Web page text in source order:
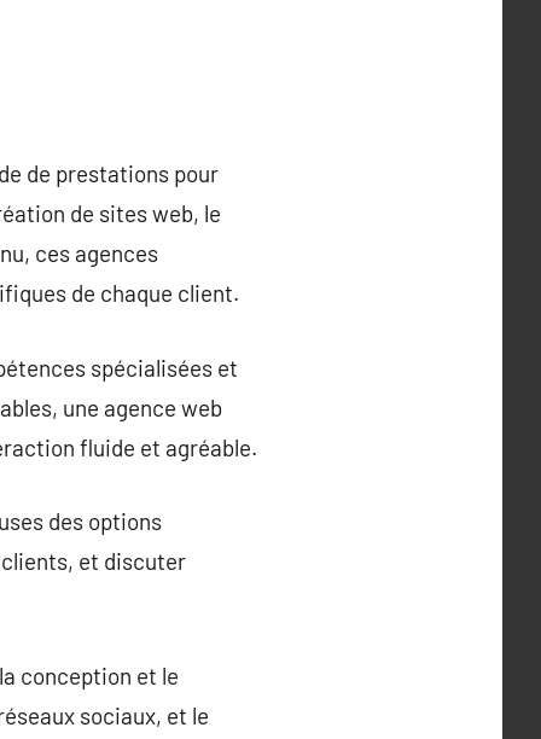
de prestations pour
de sites web, le
ces agences
de chaque client.
spécialisées et
une agence web
fluide et agréable.
des options
et discuter
conception et le
sociaux, et le